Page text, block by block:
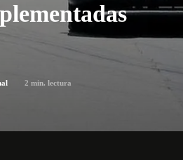
2 min. lectura